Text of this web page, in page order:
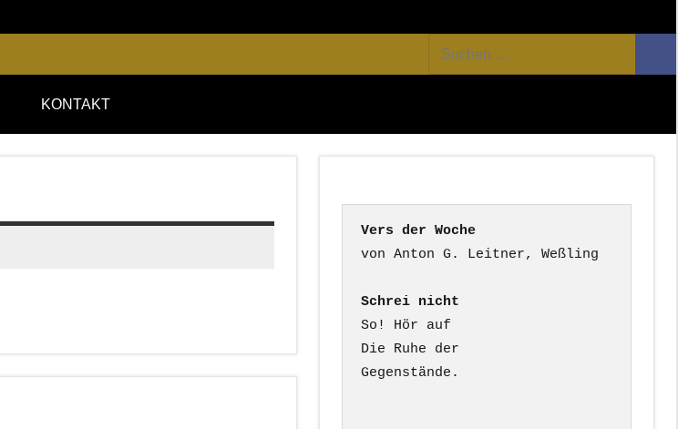
Suchen
nach:
KONTAKT
Vers der Woche
Schrei nicht
So! Hör auf
Die Ruhe der
Gegenstände.